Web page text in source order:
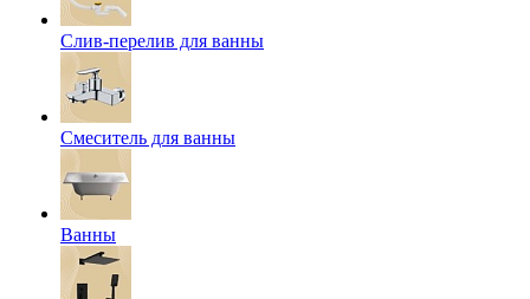
Слив-перелив для ванны
Смеситель для ванны
Ванны